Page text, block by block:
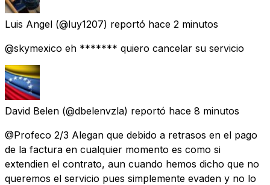
Luis Angel (@luy1207) reportó hace 2 minutos
@skymexico eh ******* quiero cancelar su servicio
David Belen (@dbelenvzla) reportó hace 8 minutos
@Profeco 2/3 Alegan que debido a retrasos en el pago
de la factura en cualquier momento es como si
extendien el contrato, aun cuando hemos dicho que no
queremos el servicio pues simplemente evaden y no lo